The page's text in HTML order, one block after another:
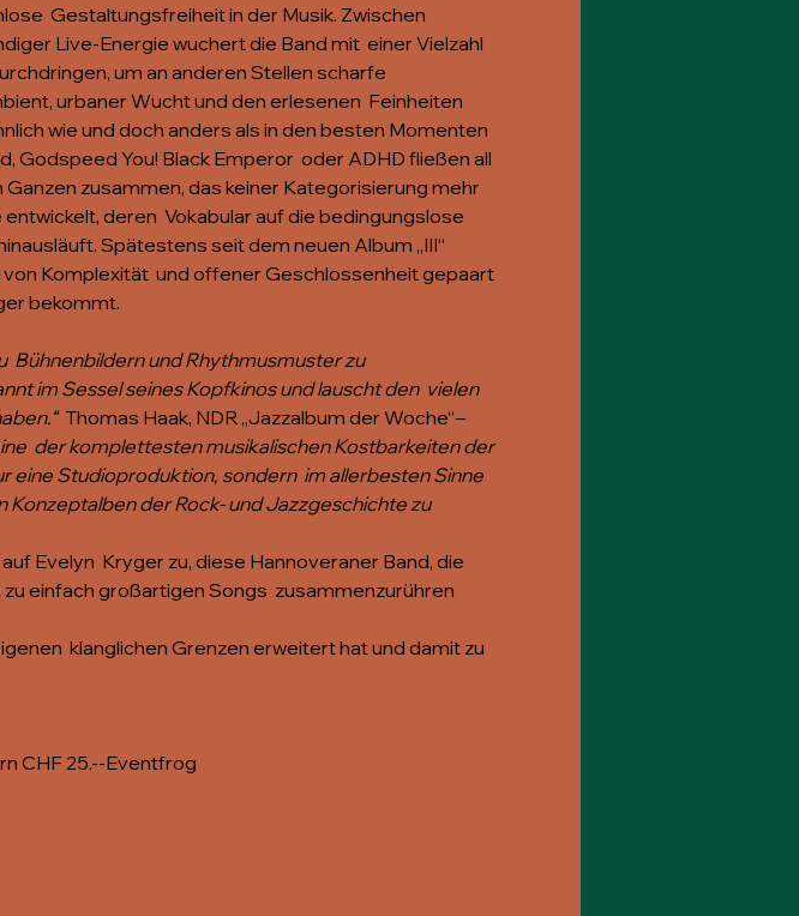
Gestaltungsfreiheit in der Musik. Zwischen
Live-Energie wuchert die Band mit  einer Vielzahl
um an anderen Stellen scharfe
urbaner Wucht und den erlesenen  Feinheiten
wie und doch anders als in den besten Momenten
Godspeed You! Black Emperor  oder ADHD fließen all
zusammen, das keiner Kategorisierung mehr
deren  Vokabular auf die bedingungslose
Spätestens seit dem neuen Album „III“
Komplexität  und offener Geschlossenheit gepaart
bekommt.
Bühnenbildern und Rhythmusmuster zu
im Sessel seines Kopfkinos und lauscht den  vielen
Thomas Haak, NDR „Jazzalbum der Woche“–
der komplettesten musikalischen Kostbarkeiten der
eine Studioproduktion, sondern  im allerbesten Sinne
Konzeptalben der Rock- und Jazzgeschichte zu
Evelyn  Kryger zu, diese Hannoveraner Band, die
einfach großartigen Songs  zusammenzurühren
klanglichen Grenzen erweitert hat und damit zu
CHF 25.--Eventfrog